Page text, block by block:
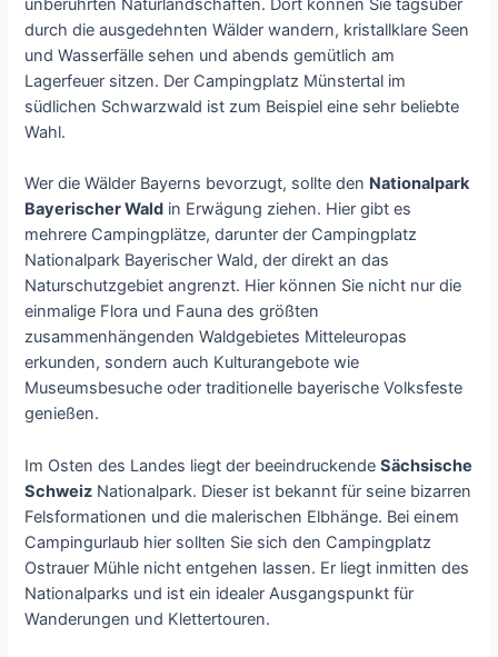
unberührten Naturlandschaften. Dort können Sie tagsüber
durch die ausgedehnten Wälder wandern, kristallklare Seen
und Wasserfälle sehen und abends gemütlich am
Lagerfeuer sitzen. Der Campingplatz Münstertal im
südlichen Schwarzwald ist zum Beispiel eine sehr beliebte
Wahl.
Wer die Wälder Bayerns bevorzugt, sollte den Nationalpark
Bayerischer Wald in Erwägung ziehen. Hier gibt es
mehrere Campingplätze, darunter der Campingplatz
Nationalpark Bayerischer Wald, der direkt an das
Naturschutzgebiet angrenzt. Hier können Sie nicht nur die
einmalige Flora und Fauna des größten
zusammenhängenden Waldgebietes Mitteleuropas
erkunden, sondern auch Kulturangebote wie
Museumsbesuche oder traditionelle bayerische Volksfeste
genießen.
Im Osten des Landes liegt der beeindruckendeSächsische
Schweiz Nationalpark. Dieser ist bekannt für seine bizarren
Felsformationen und die malerischen Elbhänge. Bei einem
Campingurlaub hier sollten Sie sich den Campingplatz
Ostrauer Mühle nicht entgehen lassen. Er liegt inmitten des
Nationalparks und ist ein idealer Ausgangspunkt für
Wanderungen und Klettertouren.